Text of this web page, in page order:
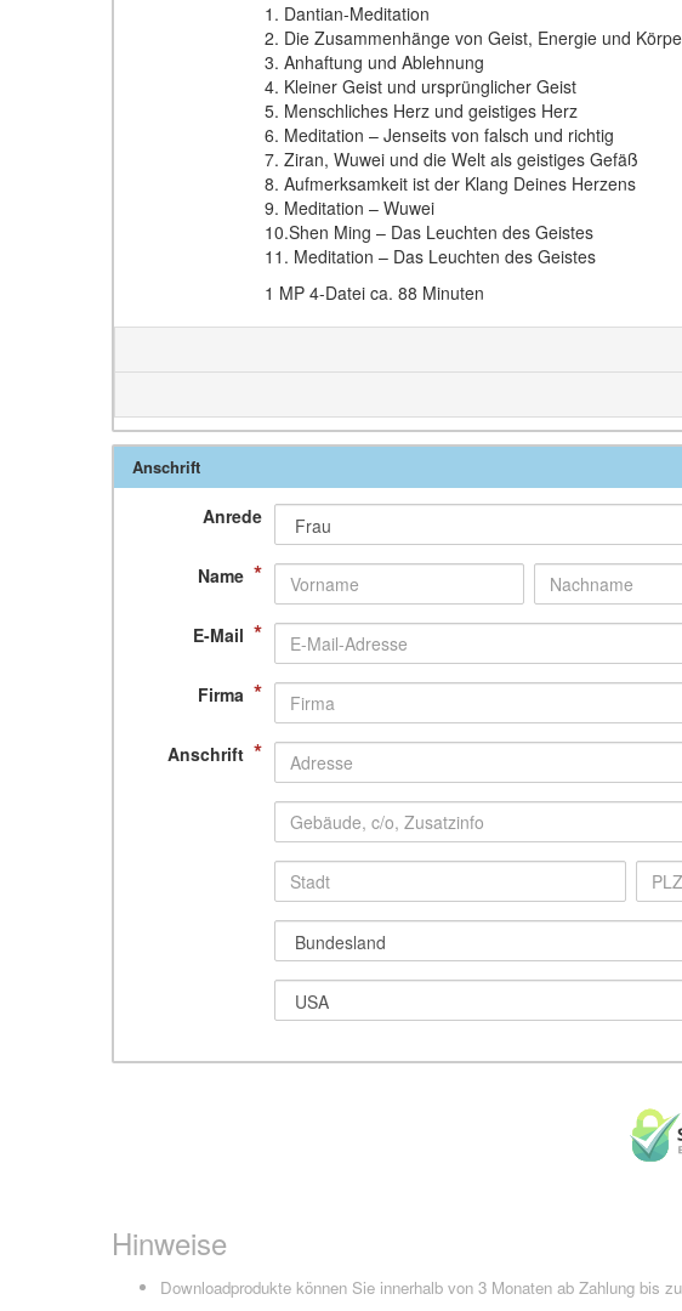
1. Dantian-Meditation
2. Die Zusammenhänge von Geist, Energie und
3. Anhaftung und Ablehnung
4. Kleiner Geist und ursprünglicher Geist
5. Menschliches Herz und geistiges Herz
6. Meditation – Jenseits von falsch und richtig
7. Ziran, Wuwei und die Welt als geistiges Gefäß
8. Aufmerksamkeit ist der Klang Deines Herzens
9. Meditation – Wuwei
10.Shen Ming – Das Leuchten des Geistes
11. Meditation – Das Leuchten des Geistes
1 MP 4-Datei ca. 88 Minuten
Anschrift
Anrede
Name *
E-Mail *
Firma *
Anschrift *
Hinweise
Downloadprodukte können Sie innerhalb von 3 Monaten ab Zahlung bis